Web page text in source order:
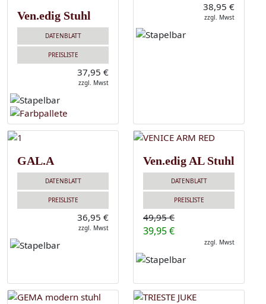
Ven.edig Stuhl
DATENBLATT
PREISLISTE
37,95 €
zzgl. Mwst
38,95 €
zzgl. Mwst
GAL.A
DATENBLATT
PREISLISTE
36,95 €
zzgl. Mwst
Ven.edig AL Stuhl
DATENBLATT
PREISLISTE
49,95 €
39,95 €
zzgl. Mwst